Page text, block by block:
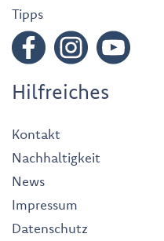
Tipps
Hilfreiches
Kontakt
Nachhaltigkeit
News
Impressum
Datenschutz